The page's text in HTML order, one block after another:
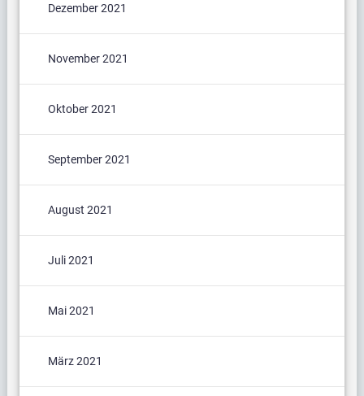
Dezember 2021
November 2021
Oktober 2021
September 2021
August 2021
Juli 2021
Mai 2021
März 2021